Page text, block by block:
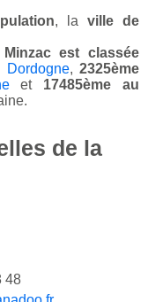
, laville de
est classée
Dordogne, 2325ème
et 17485ème au
de la
48